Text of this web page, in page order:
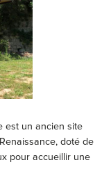
est un ancien site
doté de
pour accueillir une